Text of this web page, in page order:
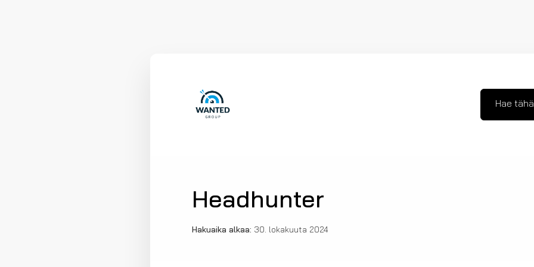
Hae
Headhunter
Hakuaika alkaa: 30. lokakuuta 2024